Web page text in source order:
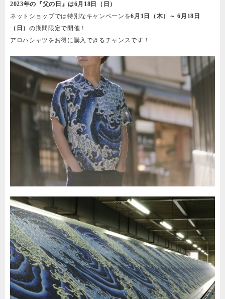
2023年の『父の日』は6月18日（日）
ネットショップでは特別なキャンペーンを6月1日（木）～ 6月18日
（日） の期間限定で開催！
アロハシャツをお得に購入できるチャンスです！